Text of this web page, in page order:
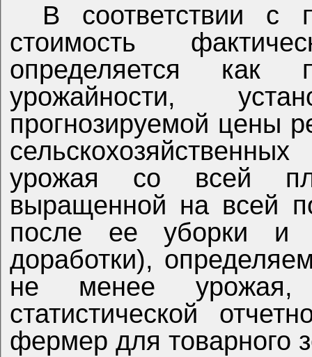
В соответствии с
стоимость
определяется как
урожайности,
прогнозируемой цены
урожая со всей
выращенной на всей
после ее уборки и
доработки),
не менее урожая,
статистической
фермер для товарного